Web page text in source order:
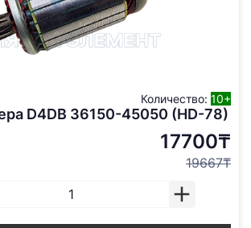
Количество: 10+
D4DB 36150-45050 (HD-78)
17700₸
19667₸